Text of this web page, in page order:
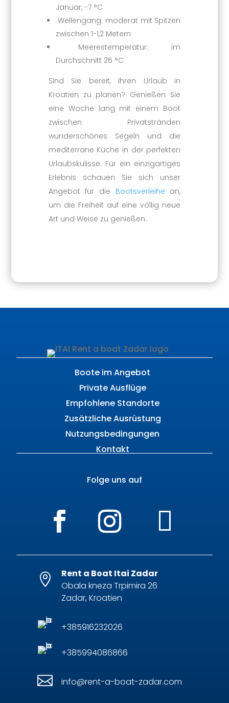
Januar, -7 °C
Wellengang: moderat mit Spitzen
zwischen 1-1,2 Metern
Meerestemperatur: im
Durchschnitt 25 °C
Sind Sie bereit, Ihren Urlaub in
Kroatien zu planen? Genießen Sie
eine Woche lang mit einem Boot
zwischen Privatstränden
wunderschönes Segeln und die
mediterrane Küche in der perfekten
Urlaubskulisse. Für ein einzigartiges
Erlebnis schauen Sie sich unser
Angebot für die Bootsverleihe an,
um die Freiheit auf eine völlig neue
Art und Weise zu genießen.
Boote im Angebot
Private Ausflüge
Empfohlene Standorte
Zusätzliche Ausrüstung
Nutzungsbedingungen
Kontakt
Folge uns auf

Rent a Boat Itai Zadar
Obala kneza Trpimira 26
Zadar, Kroatien
+385916232026
+385994086866
 info@rent-a-boat-zadar.com